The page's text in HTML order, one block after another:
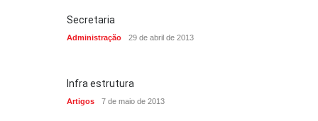
Secretaria
Administração 29 de abril de 2013
Infra estrutura
Artigos 7 de maio de 2013